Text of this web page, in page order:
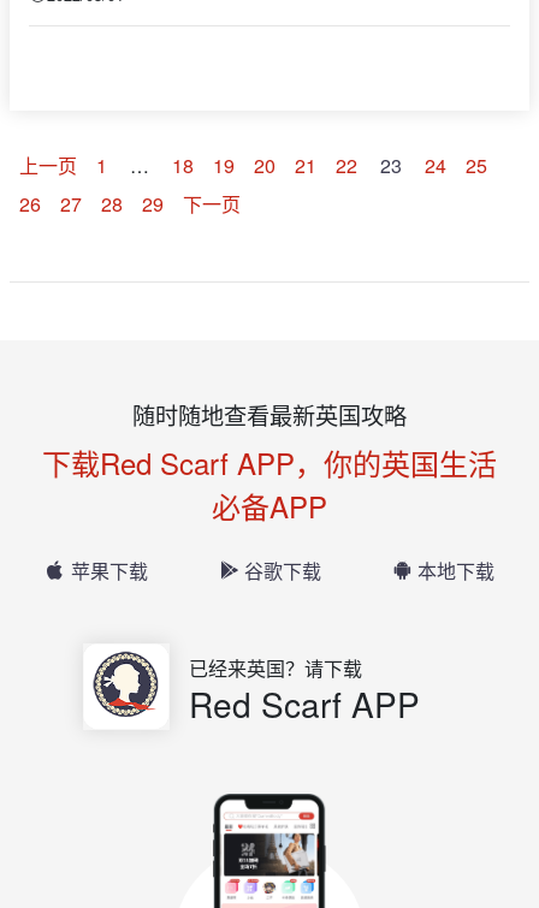
上一页 1 … 18 19 20 21 22 23 24
25
26
27 28 29 下一页
随时随地查看最新英国攻略
下载Red Scarf APP，你的英国生活
必备APP
苹果下载 谷歌下载 本地下载
已经来英国？请下载
Red Scarf APP